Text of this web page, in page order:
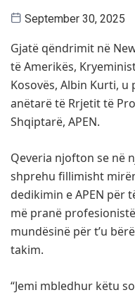
September 30, 2025
Gjatë qëndrimit në
të Amerikës,
Kosovës, Albin Kurti,
anëtarë të Rrjetit të
Shqiptarë, APEN.
Qeveria njofton se në
shprehu fillimisht
dedikimin e APEN për
më pranë
mundësinë për t’u
takim.
“Jemi mbledhur këtu